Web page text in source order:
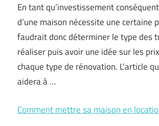
En tant qu’investissement
d’une maison nécessite une certaine
faudrait donc déterminer le type des
réaliser puis avoir une idée sur les
chaque type de rénovation. L’article
aidera à …
Comment mettre sa maison en